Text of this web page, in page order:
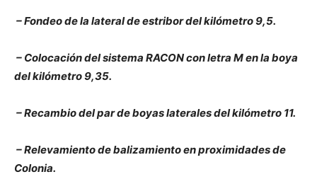
– Fondeo de la lateral de estribor del kilómetro 9,5.
– Colocación del sistema RACON con letra M en la boya
del kilómetro 9,35.
– Recambio del par de boyas laterales del kilómetro 11.
– Relevamiento de balizamiento en proximidades de
Colonia.